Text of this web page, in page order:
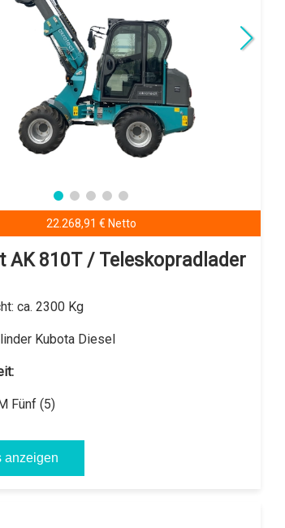
22.268,91 € Netto
AK 810T / Teleskopradlader
ca. 2300 Kg
Kubota Diesel
Fünf (5)
anzeigen